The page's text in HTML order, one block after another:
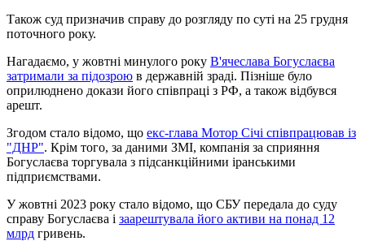
Також суд призначив справу до розгляду по суті на 25 грудня
поточного року.
Нагадаємо, у жовтні минулого року В'ячеслава Богуслаєва
затримали за підозрою в державній зраді. Пізніше було
оприлюднено докази його співпраці з РФ, а також відбувся
арешт.
Згодом стало відомо, що екс-глава Мотор Січі співпрацював із
"ДНР". Крім того, за даними ЗМІ, компанія за сприяння
Богуслаєва торгувала з підсанкційними іранськими
підприємствами.
У жовтні 2023 року стало відомо, що СБУ передала до суду
справу Богуслаєва і заарештувала його активи на понад 12
млрд гривень.